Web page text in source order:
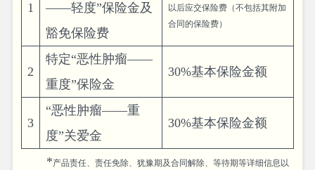
1
——轻度”保险金及
豁免保险费
以后应交保险费（不包括其附加
合同的保险费）
2
特定“恶性肿瘤——
重度”保险金
30%基本保险金额
3
“恶性肿瘤——重
度”关爱金
30%基本保险金额
*产品责任、责任免除、犹豫期及合同解除、等待期等详细信息以